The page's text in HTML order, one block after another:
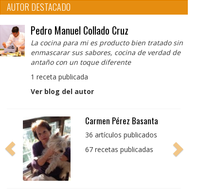
AUTOR DESTACADO
Pedro Manuel Collado Cruz
La cocina para mi es producto bien tratado sin
enmascarar sus sabores, cocina de verdad de
antaño con un toque diferente
1 receta publicada
Ver blog del autor
Pedro Manuel Collado
Cruz
producto bien tratado